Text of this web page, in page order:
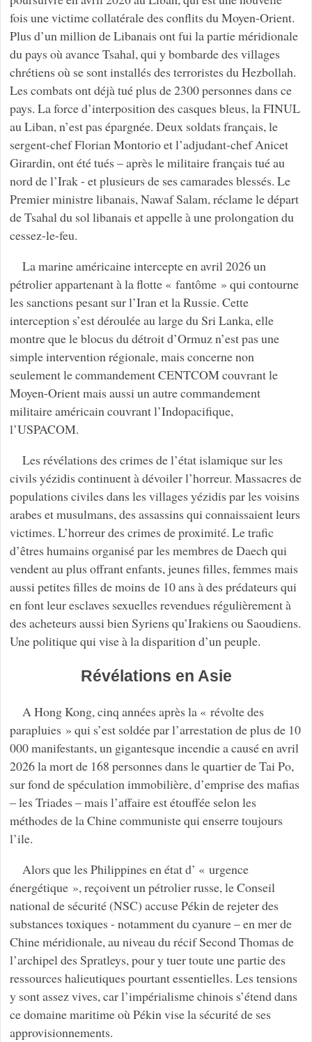
fois une victime collatérale des conflits du Moyen-Orient.
Plus d’un million de Libanais ont fui la partie méridionale
du pays où avance Tsahal, qui y bombarde des villages
chrétiens où se sont installés des terroristes du Hezbollah.
Les combats ont déjà tué plus de 2300 personnes dans ce
pays. La force d’interposition des casques bleus, la FINUL
au Liban, n’est pas épargnée. Deux soldats français, le
sergent-chef Florian Montorio et l’adjudant-chef Anicet
Girardin, ont été tués – après le militaire français tué au
nord de l’Irak - et plusieurs de ses camarades blessés. Le
Premier ministre libanais, Nawaf Salam, réclame le départ
de Tsahal du sol libanais et appelle à une prolongation du
cessez-le-feu.
La marine américaine intercepte en avril 2026 un
pétrolier appartenant à la flotte « fantôme » qui contourne
les sanctions pesant sur l’Iran et la Russie. Cette
interception s’est déroulée au large du Sri Lanka, elle
montre que le blocus du détroit d’Ormuz n’est pas une
simple intervention régionale, mais concerne non
seulement le commandement CENTCOM couvrant le
Moyen-Orient mais aussi un autre commandement
militaire américain couvrant l’Indopacifique,
l’USPACOM.
Les révélations des crimes de l’état islamique sur les
civils yézidis continuent à dévoiler l’horreur. Massacres de
populations civiles dans les villages yézidis par les voisins
arabes et musulmans, des assassins qui connaissaient leurs
victimes. L’horreur des crimes de proximité. Le trafic
d’êtres humains organisé par les membres de Daech qui
vendent au plus offrant enfants, jeunes filles, femmes mais
aussi petites filles de moins de 10 ans à des prédateurs qui
en font leur esclaves sexuelles revendues régulièrement à
des acheteurs aussi bien Syriens qu’Irakiens ou Saoudiens.
Une politique qui vise à la disparition d’un peuple.
Révélations en Asie
A Hong Kong, cinq années après la « révolte des
parapluies » qui s’est soldée par l’arrestation de plus de 10
000 manifestants, un gigantesque incendie a causé en avril
2026 la mort de 168 personnes dans le quartier de Tai Po,
sur fond de spéculation immobilière, d’emprise des mafias
– les Triades – mais l’affaire est étouffée selon les
méthodes de la Chine communiste qui enserre toujours
l’ile.
Alors que les Philippines en état d’ « urgence
énergétique », reçoivent un pétrolier russe, le Conseil
national de sécurité (NSC) accuse Pékin de rejeter des
substances toxiques - notamment du cyanure – en mer de
Chine méridionale, au niveau du récif Second Thomas de
l’archipel des Spratleys, pour y tuer toute une partie des
ressources halieutiques pourtant essentielles. Les tensions
y sont assez vives, car l’impérialisme chinois s’étend dans
ce domaine maritime où Pékin vise la sécurité de ses
approvisionnements.